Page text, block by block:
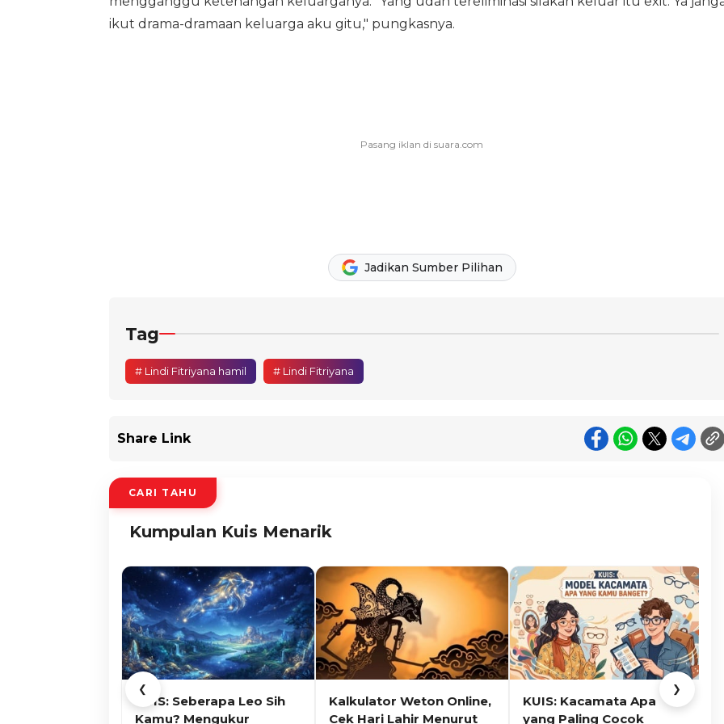
ikut drama-dramaan keluarga aku gitu," pungkasnya.
Jadikan Sumber Pilihan
Tag
# Lindi Fitriyana hamil # Lindi Fitriyana
Share Link
CARI TAHU
Kumpulan Kuis Menarik
❮
KUIS: Seberapa Leo Sih
Kamu? Mengukur
Kalkulator Weton Online,
Cek Hari Lahir Menurut
KUIS: Kacamata Apa
yang Paling Cocok
❯